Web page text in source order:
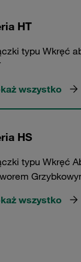
HT
typu Wkręć
wszystko
HS
typu Wkręć
wszystko